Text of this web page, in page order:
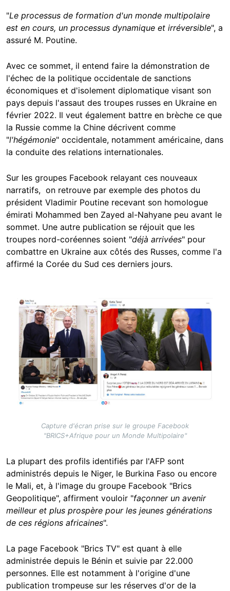
"Le processus de formation d'un monde multipolaire
est en cours, un processus dynamique et irréversible", a
assuré M. Poutine.
Avec ce sommet, il entend faire la démonstration de
l'échec de la politique occidentale de sanctions
économiques et d'isolement diplomatique visant son
pays depuis l'assaut des troupes russes en Ukraine en
février 2022. Il veut également battre en brèche ce que
la Russie comme la Chine décrivent comme
"l'hégémonie" occidentale, notamment américaine, dans
la conduite des relations internationales.
Sur les groupes Facebook relayant ces nouveaux
narratifs, on retrouve par exemple des photos du
président Vladimir Poutine recevant son homologue
émirati Mohammed ben Zayed al-Nahyane peu avant le
sommet. Une autre publication se réjouit que les
troupes nord-coréennes soient "déjà arrivées" pour
combattre en Ukraine aux côtés des Russes, comme l'a
affirmé la Corée du Sud ces derniers jours.
Image
Capture d'écran prise sur le groupe Facebook
"BRICS+Afrique pour un Monde Multipolaire"
La plupart des profils identifiés par l'AFP sont
administrés depuis le Niger, le Burkina Faso ou encore
le Mali, et, à l'image du groupe Facebook "Brics
Geopolitique", affirment vouloir "façonner un avenir
meilleur et plus prospère pour les jeunes générations
de ces régions africaines".
La page Facebook "Brics TV" est quant à elle
administrée depuis le Bénin et suivie par 22.000
personnes. Elle est notamment à l'origine d'une
publication trompeuse sur les réserves d'or de la